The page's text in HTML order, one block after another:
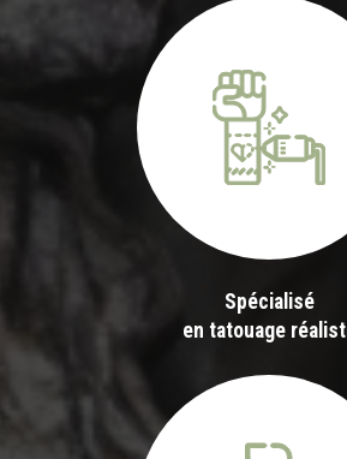
Spécialisé
en tatouage